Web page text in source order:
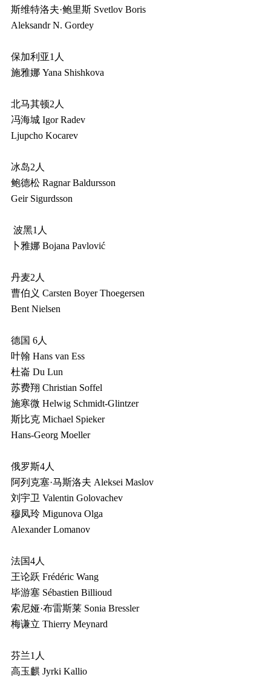
斯维特洛夫·鲍里斯 Svetlov Boris
Aleksandr N. Gordey
保加利亚1人
施雅娜 Yana Shishkova
北马其顿2人
冯海城 Igor Radev
Ljupcho Kocarev
冰岛2人
鲍德松 Ragnar Baldursson
Geir Sigurdsson
波黑1人
卜雅娜 Bojana Pavlović
丹麦2人
曹伯义 Carsten Boyer Thoegersen
Bent Nielsen
德国 6人
叶翰 Hans van Ess
杜崙 Du Lun
苏费翔 Christian Soffel
施寒微 Helwig Schmidt-Glintzer
斯比克 Michael Spieker
Hans-Georg Moeller
俄罗斯4人
阿列克塞·马斯洛夫 Aleksei Maslov
刘宇卫 Valentin Golovachev
穆凤玲 Migunova Olga
Alexander Lomanov
法国4人
王论跃 Frédéric Wang
毕游塞 Sébastien Billioud
索尼娅·布雷斯莱 Sonia Bressler
梅谦立 Thierry Meynard
芬兰1人
高玉麒 Jyrki Kallio